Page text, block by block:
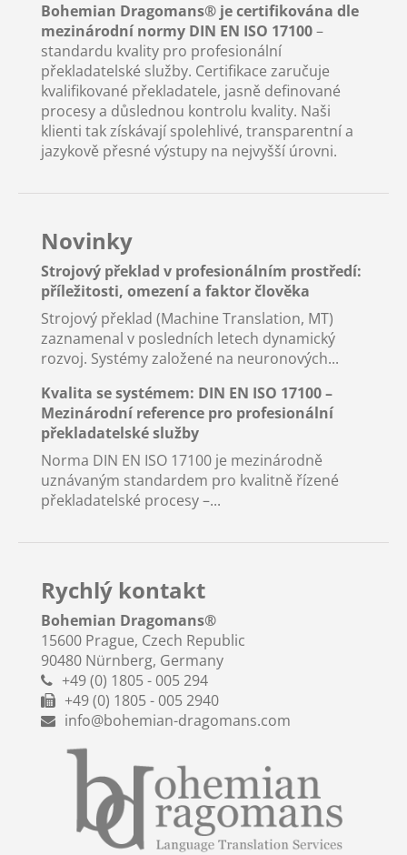
Bohemian Dragomans® je certifikována dle
mezinárodní normy DIN EN ISO 17100–
standardu kvality pro profesionální
překladatelské služby. Certifikace zaručuje
kvalifikované překladatele, jasně definované
procesy a důslednou kontrolu kvality. Naši
klienti tak získávají spolehlivé, transparentní a
jazykově přesné výstupy na nejvyšší úrovni.
Novinky
Strojový překlad v profesionálním prostředí:
příležitosti, omezení a faktor člověka
Strojový překlad (Machine Translation, MT)
zaznamenal v posledních letech dynamický
rozvoj. Systémy založené na neuronových...
Kvalita se systémem: DIN EN ISO 17100 –
Mezinárodní reference pro profesionální
překladatelské služby
Norma DIN EN ISO 17100 je mezinárodně
uznávaným standardem pro kvalitně řízené
překladatelské procesy –...
Rychlý kontakt
Bohemian Dragomans®
15600 Prague, Czech Republic
90480 Nürnberg, Germany
+49 (0) 1805 - 005 294
+49 (0) 1805 - 005 2940
info@bohemian-dragomans.com